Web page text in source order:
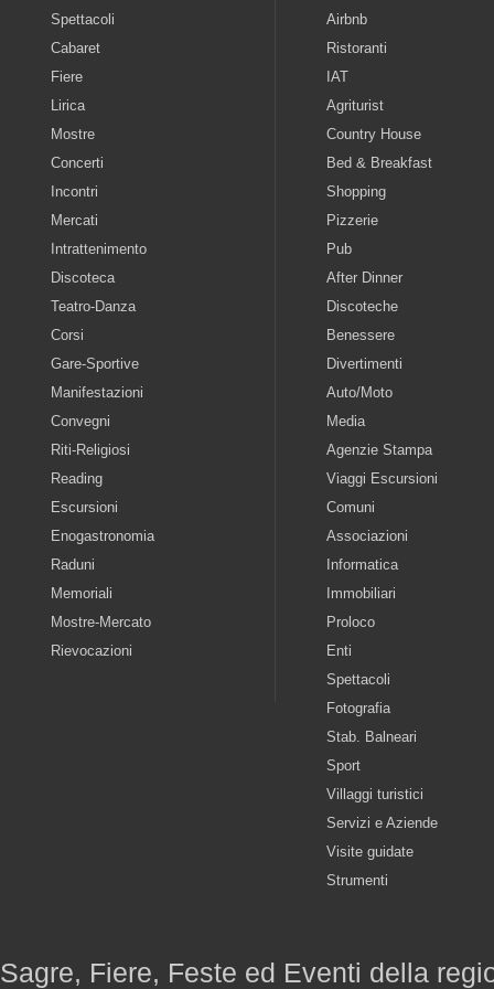
Spettacoli
Cabaret
Fiere
Lirica
Mostre
Concerti
Incontri
Mercati
Intrattenimento
Discoteca
Teatro-Danza
Corsi
Gare-Sportive
Manifestazioni
Convegni
Riti-Religiosi
Reading
Escursioni
Enogastronomia
Raduni
Memoriali
Mostre-Mercato
Rievocazioni
Airbnb
Ristoranti
IAT
Agriturist
Country House
Bed & Breakfast
Shopping
Pizzerie
Pub
After Dinner
Discoteche
Benessere
Divertimenti
Auto/Moto
Media
Agenzie Stampa
Viaggi Escursioni
Comuni
Associazioni
Informatica
Immobiliari
Proloco
Enti
Spettacoli
Fotografia
Stab. Balneari
Sport
Villaggi turistici
Servizi e Aziende
Visite guidate
Strumenti
Sagre, Fiere, Feste ed Eventi della